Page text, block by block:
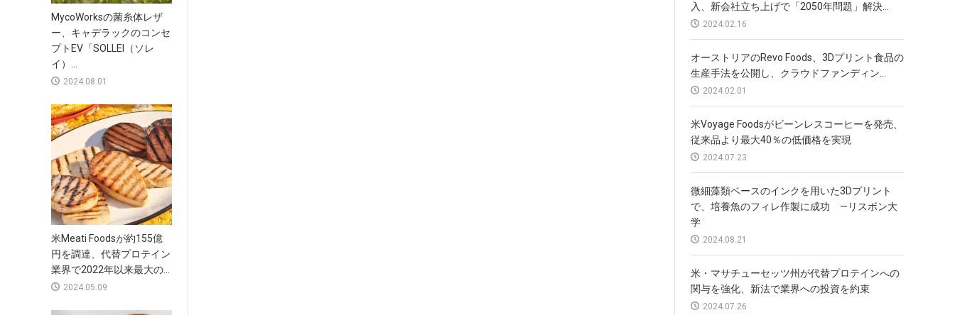
MycoWorksの菌糸体レザ
ー、キャデラックのコンセ
プトEV「SOLLEI（ソレ
イ）...
2024.08.01
米Meati Foodsが約155億
円を調達、代替プロテイン
業界で2022年以来最大の...
2024.05.09
入、新会社立ち上げで「2050年問題」解決...
2024.02.16
オーストリアのRevo Foods、3Dプリント食品の
生産手法を公開し、クラウドファンディン...
2024.02.01
米Voyage Foodsがビーンレスコーヒーを発売、
従来品より最大40％の低価格を実現
2024.07.23
微細藻類ベースのインクを用いた3Dプリント
で、培養魚のフィレ作製に成功 —リスボン大
学
2024.08.21
米・マサチューセッツ州が代替プロテインへの
関与を強化、新法で業界への投資を約束
2024.07.26